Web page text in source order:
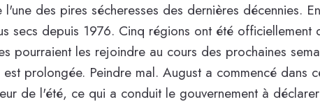
l'une des pires sécheresses des dernières décennies.
secs depuis 1976. Cinq régions ont été officiellement
pourraient les rejoindre au cours des prochaines
prolongée. Peindre mal. August a commencé dans
de l'été, ce qui a conduit le gouvernement à